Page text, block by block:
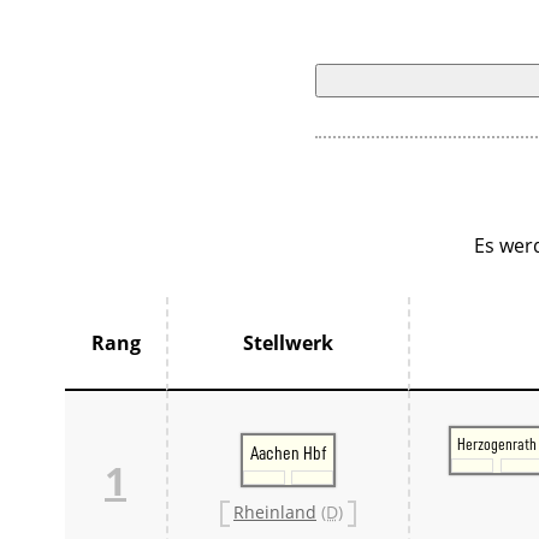
Es
Rang Stellwerk
1
Aachen Hbf
Rheinland (D)
Herzogenrath